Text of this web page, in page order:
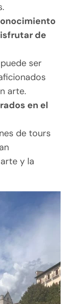
de
ser
arte.
en el
de tours
y la